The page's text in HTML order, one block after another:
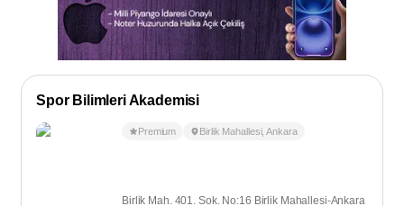
Spor Bilimleri Akademisi
Premium Birlik Mahallesi,Ankara
Birlik Mah. 401. Sok. No:16 Birlik Mahallesi-Ankara